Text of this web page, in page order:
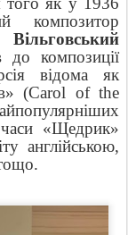
композитор
до композиції
відома як
(Carol of the
«Щедрик»
англійською,